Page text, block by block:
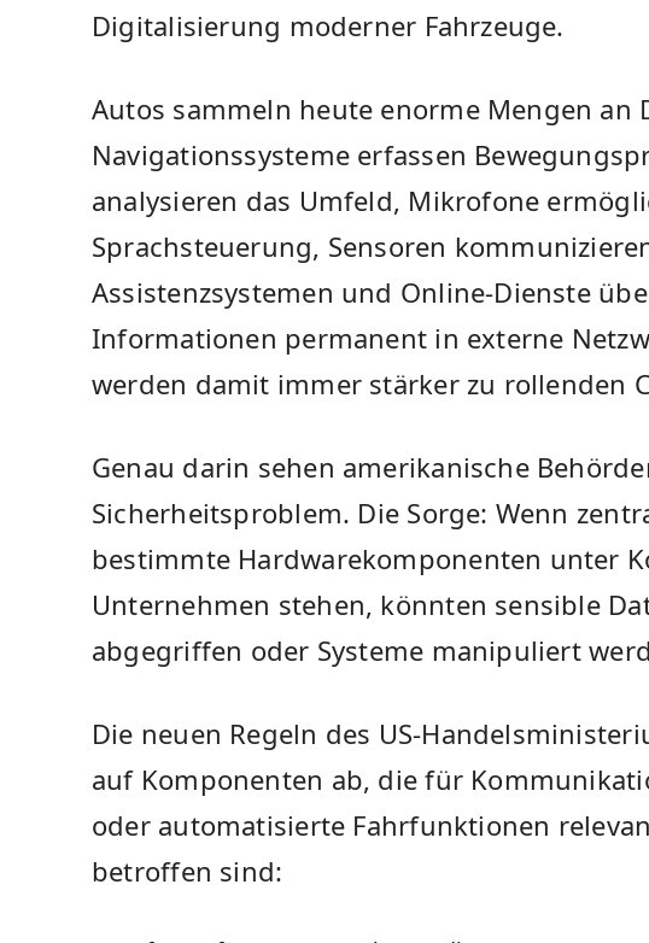
Digitalisierung moderner Fahrzeuge.
Autos sammeln heute enorme Mengen an
Navigationssysteme erfassen
analysieren das Umfeld, Mikrofone
Sprachsteuerung, Sensoren
Assistenzsystemen und Online-Dienste
Informationen permanent in externe
werden damit immer stärker zu rollenden
Genau darin sehen amerikanische
Sicherheitsproblem. Die Sorge: Wenn
bestimmte Hardwarekomponenten unter
Unternehmen stehen, könnten sensible
abgegriffen oder Systeme manipuliert
Die neuen Regeln des US-
auf Komponenten ab, die für
oder automatisierte Fahrfunktionen
betroffen sind: